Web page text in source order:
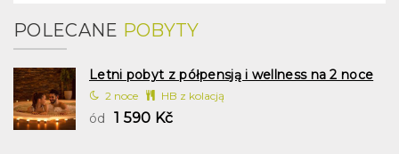
POLECANE POBYTY
Letni pobyt z półpensją i wellness na 2 noce
2 noce HB z kolacją
ód 1 590 Kč